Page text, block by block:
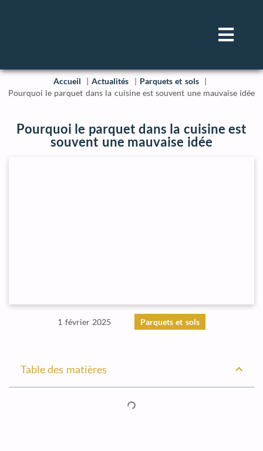
Accueil Actualités
Parquets et sols
Pourquoi le parquet dans la cuisine est souvent une mauvaise idée
Pourquoi le parquet dans la cuisine est
souvent une mauvaise idée
1 février 2025 Parquets et sols
Table des matières